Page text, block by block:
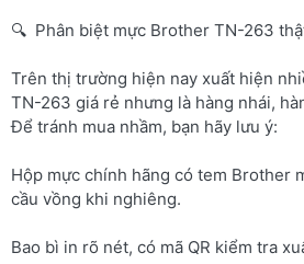
🔍 Phân biệt mực Brother TN-263
Trên thị trường hiện nay xuất hiện
TN-263 giá rẻ nhưng là hàng nhái,
Để tránh mua nhầm, bạn hãy lưu ý:
Hộp mực chính hãng có tem Brother
cầu vồng khi nghiêng.
Bao bì in rõ nét, có mã QR kiểm tra